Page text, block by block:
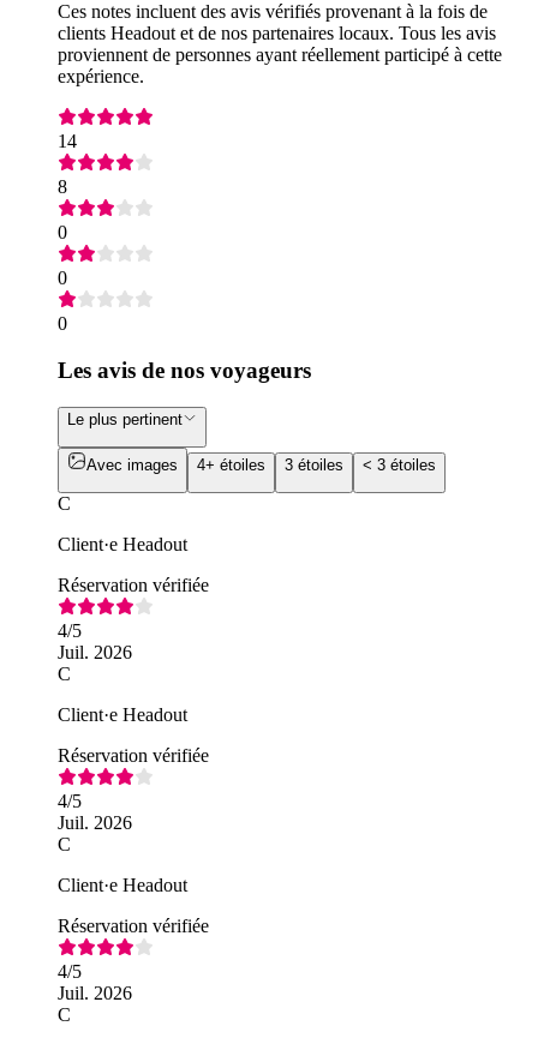
Ces notes incluent des avis vérifiés provenant à la fois de
clients Headout et de nos partenaires locaux. Tous les avis
proviennent de personnes ayant réellement participé à cette
expérience.
14
8
0
0
0
Les avis de nos voyageurs
Le plus pertinent
Avec images 4+ étoiles 3 étoiles < 3 étoiles
C
Client·e Headout
Réservation vérifiée
4/5
Juil. 2026
C
Client·e Headout
Réservation vérifiée
4/5
Juil. 2026
C
Client·e Headout
Réservation vérifiée
4/5
Juil. 2026
C